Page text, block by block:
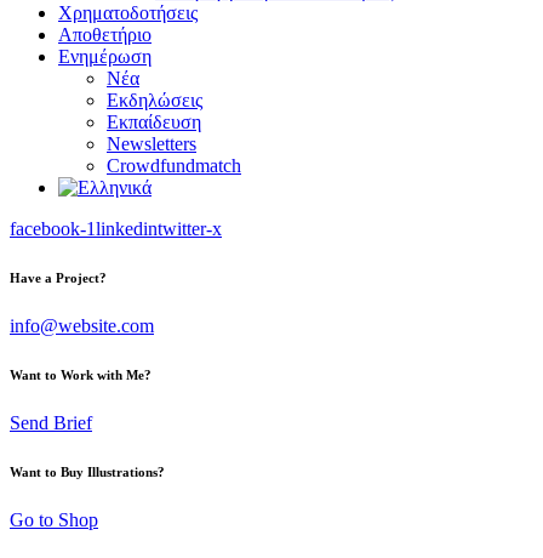
Χρηματοδοτήσεις
Αποθετήριο
Ενημέρωση
Νέα
Εκδηλώσεις
Εκπαίδευση
Newsletters
Crowdfundmatch
facebook-1linkedintwitter-x
Have a Project?
info@website.com
Want to Work with Me?
Send Brief
Want to Buy Illustrations?
Go to Shop